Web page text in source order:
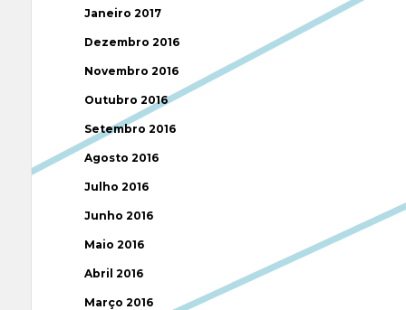
Janeiro 2017
Dezembro 2016
Novembro 2016
Outubro 2016
Setembro 2016
Agosto 2016
Julho 2016
Junho 2016
Maio 2016
Abril 2016
Março 2016